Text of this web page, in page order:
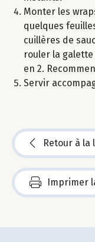
Monter les
quelques
cuillères de
rouler la
en 2.
Servir
Retour à la
Imprimer